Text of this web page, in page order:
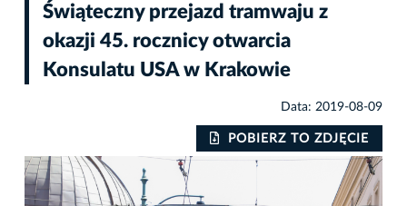
Świąteczny przejazd tramwaju z
okazji 45. rocznicy otwarcia
Konsulatu USA w Krakowie
Data: 2019-08-09
POBIERZ TO ZDJĘCIE